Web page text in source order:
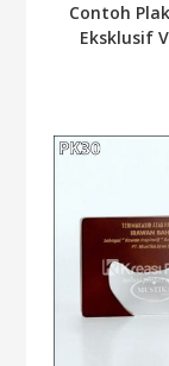
Contoh
Eksklusif